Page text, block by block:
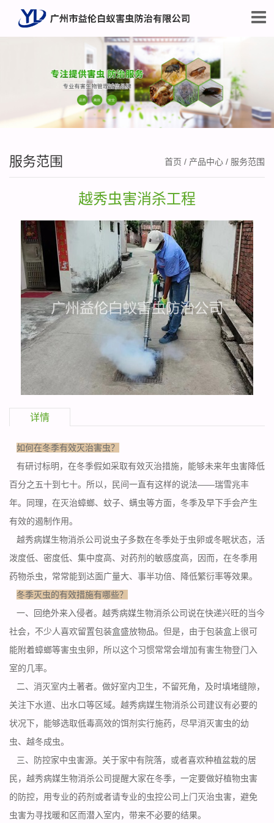
服务范围 首页 / 产品中心 / 服务范围
越秀虫害消杀工程
详情
如何在冬季有效灭治害虫？
有研讨标明，在冬季假如采取有效灭治措施，能够未来年虫害降低
百分之五十到七十。所以，民间一直有这样的说法——瑞雪兆丰
年。同理，在灭治蟑螂、蚊子、螨虫等方面，冬季及早下手会产生
有效的遏制作用。
越秀病媒生物消杀公司说虫子多数在冬季处于虫卵或冬眠状态，活
泼度低、密度低、集中度高、对药剂的敏感度高，因而，在冬季用
药物杀虫，常常能到达面广量大、事半功倍、降低繁衍率等效果。
冬季灭虫的有效措施有哪些？
一、回绝外来入侵者。越秀病媒生物消杀公司说在快递兴旺的当今
社会，不少人喜欢留置包装盒盛放物品。但是，由于包装盒上很可
能附着蟑螂等害虫虫卵，所以这个习惯常常会增加有害生物登门入
室的几率。
二、消灭室内土著者。做好室内卫生，不留死角，及时填堵缝隙，
关注下水道、出水口等区域。越秀病媒生物消杀公司建议有必要的
状况下，能够选取低毒高效的饵剂实行施药，尽早消灭害虫的幼
虫、越冬成虫。
三、防控家中虫害源。关于家中有院落，或者喜欢种植盆栽的居
民，越秀病媒生物消杀公司提醒大家在冬季，一定要做好植物虫害
的防控， 用专业的药剂或者请专业的虫控公司上门灭治虫害，避免
虫害为寻找暖和区而潜入室内，带来不必要的结果。